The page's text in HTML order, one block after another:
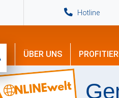
Hotline
ÜBER UNS